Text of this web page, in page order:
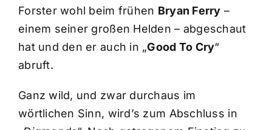
Forster wohl beim frühen Bryan Ferry –
einem seiner großen Helden – abgeschaut
hat und den er auch in „Good To Cry“
abruft.
Ganz wild, und zwar durchaus im
wörtlichen Sinn, wird’s zum Abschluss in